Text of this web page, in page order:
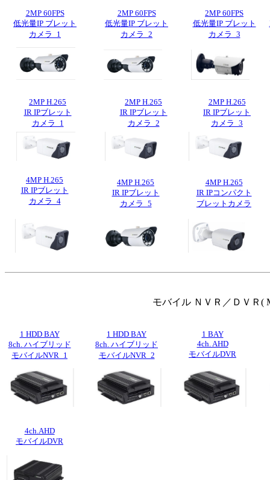
2MP 60FPS
低光量IP ブレット
カメラ_1
2MP 60FPS
低光量IP ブレット
カメラ_2
2MP 60FPS
低光量IP ブレット
カメラ_3
2MP H.265
IR IPブレット
カメラ_1
2MP H.265
IR IPブレット
カメラ_2
2MP H.265
IR IPブレット
カメラ_3
4MP H.265
IR IPブレット
カメラ_4
4MP H.265
IR IPブレット
カメラ_5
4MP H.265
IR IPコンパクト
ブレットカメラ
1 HDD BAY
8ch. ハイブリッド
モバイルNVR_1
1 HDD BAY
8ch. ハイブリッド
モバイルNVR_2
1 BAY
4ch. AHD
モバイルDVR
4ch.AHD
モバイルDVR
モバイル ＮＶＲ／ＤＶＲ